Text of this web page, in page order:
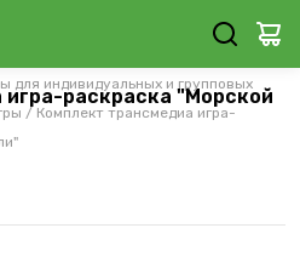
для индивидуальных и групповых
/ Комплект трансмедиа игра-
раскраска "Морской